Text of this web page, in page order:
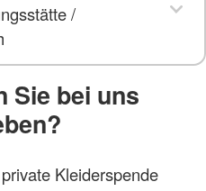
/
Sie bei uns
Kleiderspende